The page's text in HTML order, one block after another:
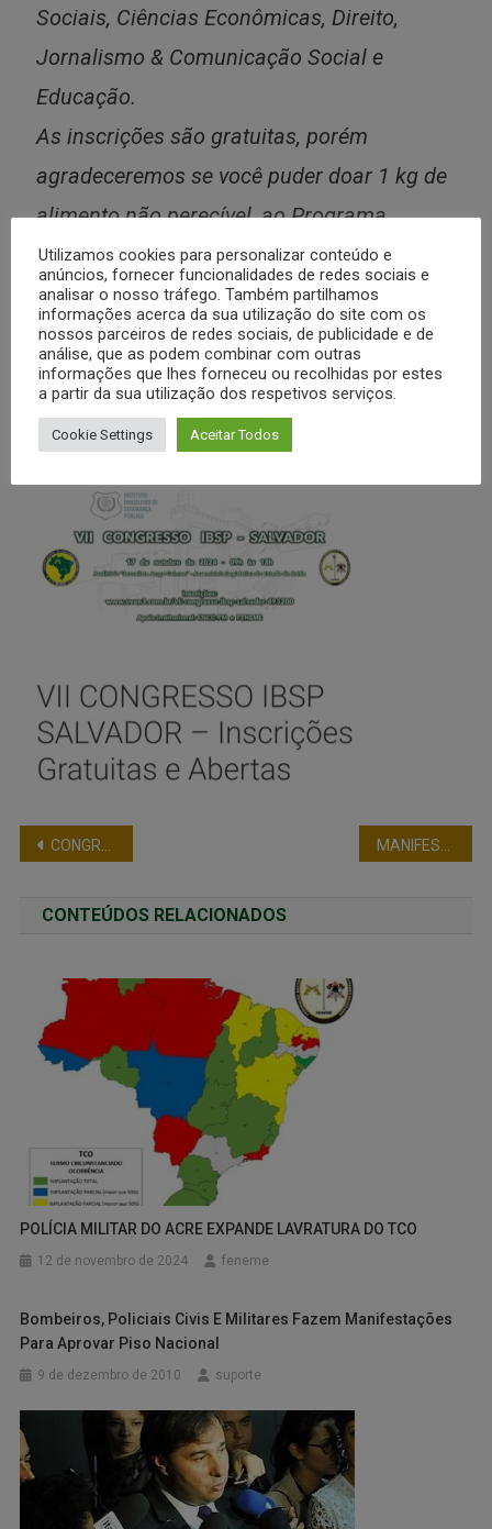
Sociais, Ciências Econômicas, Direito,
Jornalismo & Comunicação Social e
Educação.
As inscrições são gratuitas, porém
agradeceremos se você puder doar 1 kg de
alimento não perecível, ao Programa
Estadual de Combate à Fome do Governo
do Estado da Bahia (“BAHIA SEM FOME”).
Inscreva-se em:
https://www.even3.com.br/vii-congresso-
ibsp-salvador-493200
CONGRESSO BAIANO DE SEGURANÇA PÚBLICA E DIREITOS HUMANOS – FORÇA INVICTA E FENEME
CONTEÚDOS RELACIONADOS
POLÍCIA MILITAR DO ACRE EXPANDE LAVRATURA DO TCO
12 de novembro de 2024 feneme
Bombeiros, Policiais Civis E Militares Fazem Manifestações
Para Aprovar Piso Nacional
9 de dezembro de 2010 suporte
Utilizamos cookies para personalizar conteúdo e
anúncios, fornecer funcionalidades de redes sociais e
analisar o nosso tráfego. Também partilhamos
informações acerca da sua utilização do site com os
nossos parceiros de redes sociais, de publicidade e de
análise, que as podem combinar com outras
informações que lhes forneceu ou recolhidas por estes
a partir da sua utilização dos respetivos serviços.
Cookie Settings Aceitar Todos